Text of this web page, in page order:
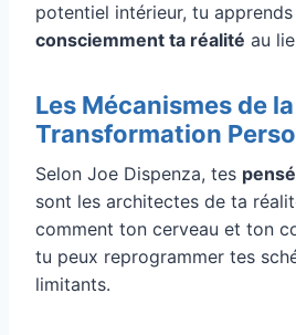
potentiel intérieur, tu apprends
consciemment ta réalité au
Les Mécanismes de la
Transformation
Selon Joe Dispenza, tes
sont les architectes de ta
comment ton cerveau et ton
tu peux reprogrammer tes
limitants.